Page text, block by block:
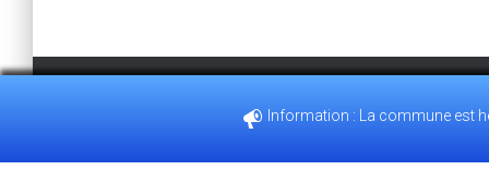
Bienvenue sur le site internet de la commune de villemeux sur Eure.
connexion et faciliter votre navigation. Pour en savoir plus ou pour
35, GRANDE RUE 28210 VILLEMEUX-SUR-EUREInformation : La commune est